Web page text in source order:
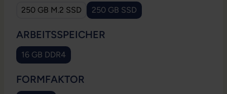
250 GB M.2 SSD 250 GB SSD
ARBEITSSPEICHER
16 GB DDR4
FORMFAKTOR